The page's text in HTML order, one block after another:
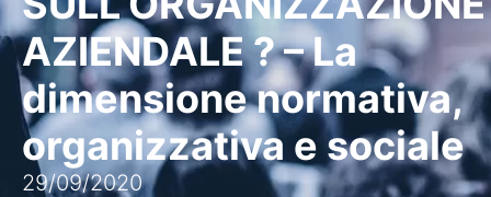
AZIENDALE ? – La
dimensione normativa,
organizzativa e sociale
29/09/2020